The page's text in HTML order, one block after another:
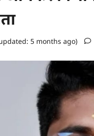
5 months ago)